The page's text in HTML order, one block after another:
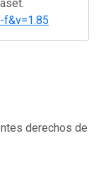
derechos de